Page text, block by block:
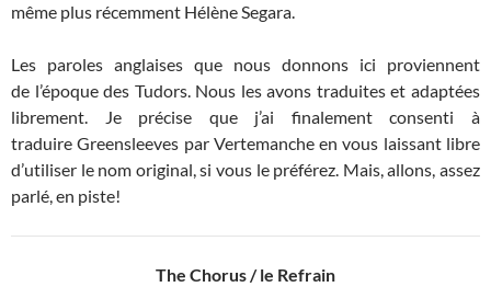
même plus récemment Hélène Segara.
Les paroles anglaises que nous donnons ici proviennent
de l’époque des Tudors. Nous les avons traduites et adaptées
librement. Je précise que j’ai finalement consenti à
traduire Greensleeves par Vertemanche en vous laissant libre
d’utiliser le nom original, si vous le préférez. Mais, allons, assez
parlé, en piste!
The Chorus / le Refrain